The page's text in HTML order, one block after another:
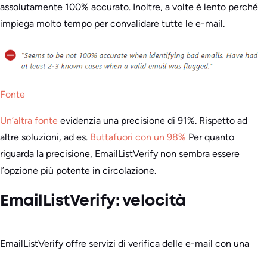
assolutamente 100% accurato. Inoltre, a volte è lento perché
impiega molto tempo per convalidare tutte le e-mail.
Fonte
Un’altra fonte evidenzia una precisione di 91%. Rispetto ad
altre soluzioni, ad es. Buttafuori con un 98% Per quanto
riguarda la precisione, EmailListVerify non sembra essere
l’opzione più potente in circolazione.
EmailListVerify: velocità
EmailListVerify offre servizi di verifica delle e-mail con una